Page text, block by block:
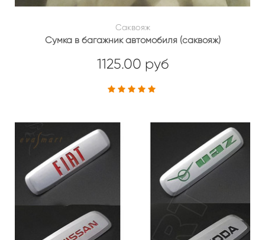
Саквояж
Сумка в багажник автомобиля (саквояж)
1125.00 руб